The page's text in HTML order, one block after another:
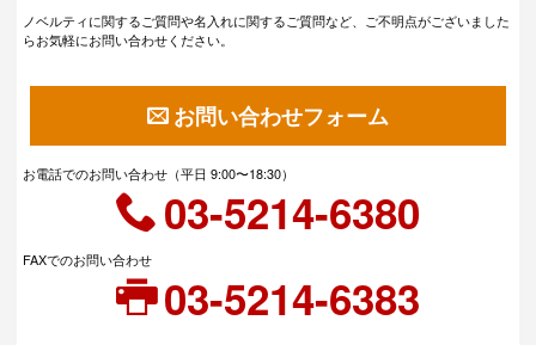
ノベルティに関するご質問や名入れに関するご質問など、ご不明点がございました
らお気軽にお問い合わせください。
お問い合わせフォーム
お電話でのお問い合わせ（平日 9:00〜18:30）
03-5214-6380
FAXでのお問い合わせ
03-5214-6383